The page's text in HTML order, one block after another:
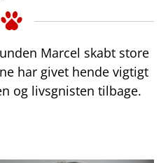
Marcel skabt store
har givet hende vigtigt
og livsgnisten tilbage.